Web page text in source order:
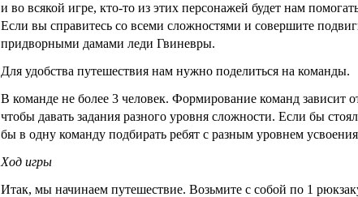
и во всякой игре, кто-то из этих персонажей будет нам
Если вы справитесь со всеми сложностями и совершите
придворными дамами леди Гвиневры.
Для удобства путешествия нам нужно поделиться на команды.
В команде не более 3 человек. Формирование команд зависит
чтобы давать задания разного уровня сложности. Если бы
бы в одну команду подбирать ребят с разным уровнем
Ход игры
Итак, мы начинаем путешествие. Возьмите с собой по 1